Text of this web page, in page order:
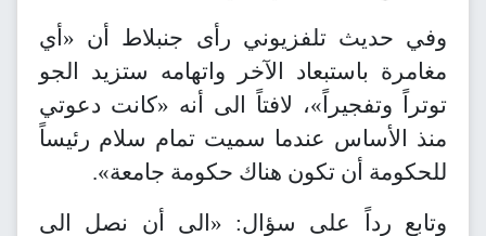
وفي حديث تلفزيوني رأى جنبلاط أن «أي
مغامرة باستبعاد الآخر واتهامه ستزيد الجو
توتراً وتفجيراً»، لافتاً الى أنه «كانت دعوتي
منذ الأساس عندما سميت تمام سلام رئيساً
للحكومة أن تكون هناك حكومة جامعة».
وتابع رداً على سؤال: «الى أن نصل الى